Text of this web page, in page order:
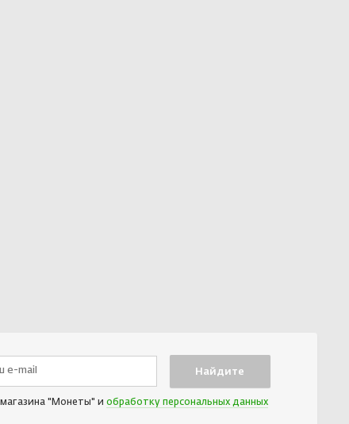
"Монеты" и обработку персональных данных